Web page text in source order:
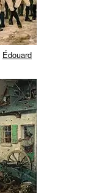
Édouard